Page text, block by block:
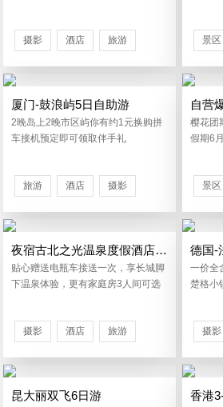
摄影 酒店 旅游 景区
厦门-鼓浪屿5日自助游
2晚岛上2晚市区屿你有约1元换购拼
车接机预定即可领取伴手礼
旅游 酒店 摄影
樱花团
假期6
景区
夜宿古北之光温泉度假酒店-自驾2日游
贴心赠送电瓶车接送一次，享长城脚
下温泉体验，更有家庭房3人间可选
摄影 酒店 旅游
一价全
楚格小
摄影
昆大丽双飞6日游